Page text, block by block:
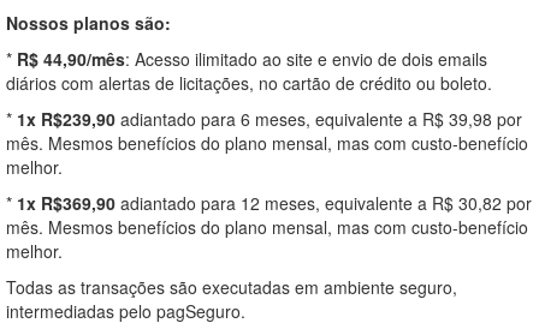
Nossos planos são:
* R$ 44,90/mês: Acesso ilimitado ao site e envio de dois emails
diários com alertas de licitações, no cartão de crédito ou boleto.
* 1x R$239,90 adiantado para 6 meses, equivalente a R$ 39,98 por
mês. Mesmos benefícios do plano mensal, mas com custo-benefício
melhor.
* 1x R$369,90 adiantado para 12 meses, equivalente a R$ 30,82 por
mês. Mesmos benefícios do plano mensal, mas com custo-benefício
melhor.
Todas as transações são executadas em ambiente seguro,
intermediadas pelo pagSeguro.